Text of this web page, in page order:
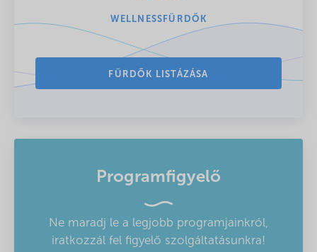
WELLNESSFÜRDŐK
FÜRDŐK LISTÁZÁSA
Programfigyelő
Ne maradj le a legjobb programjainkról,
iratkozzál fel figyelő szolgáltatásunkra!